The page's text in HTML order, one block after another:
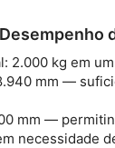
2.000 kg em
mm —
mm —
necessidade